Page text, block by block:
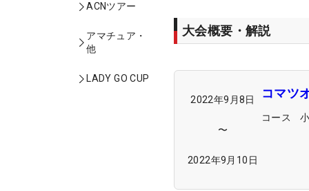
ACNツアー
アマチュア・
他
LADY GO CUP
大会概要・解説
2022年9月8日
〜
2022年9月10日
コマツ
コース